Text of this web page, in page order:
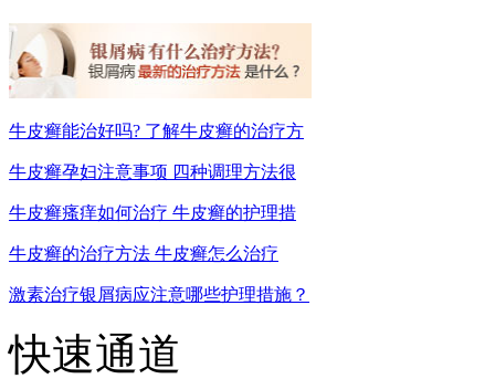
牛皮癣能治好吗? 了解牛皮癣的治疗方
牛皮癣孕妇注意事项 四种调理方法很
牛皮癣瘙痒如何治疗 牛皮癣的护理措
牛皮癣的治疗方法 牛皮癣怎么治疗
激素治疗银屑病应注意哪些护理措施？
快速通道